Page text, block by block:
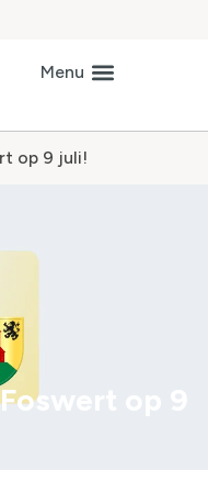
op 9 juli!
op 9